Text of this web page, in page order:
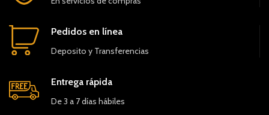
Pedidos en línea
Deposito y Transferencias
Entrega rápida
De 3 a 7 días hábiles